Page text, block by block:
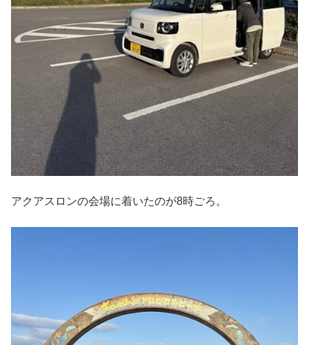
アクアスロンの会場に着いたのが8時ごろ。